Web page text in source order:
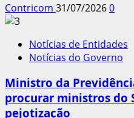
Contricom 31/07/20260
Notícias de Entidades
Notícias do Governo
Ministro da
procurar ministros do
pejotização